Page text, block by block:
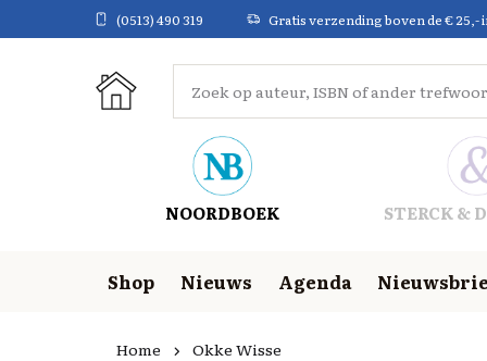
(0513) 490 319 Gratis verzending boven de € 25,-
NOORDBOEK STERCK &
Shop Nieuws Agenda
Home Okke Wisse